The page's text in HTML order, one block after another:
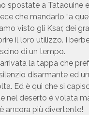
spostate a Tataouine
che mandarlo “a
visto gli Ksar, dei
il loro utilizzo. I
di un tempo.
la tappa che
disarmante ed
Ed è qui che si
nel deserto è volata
ancora più divertente!